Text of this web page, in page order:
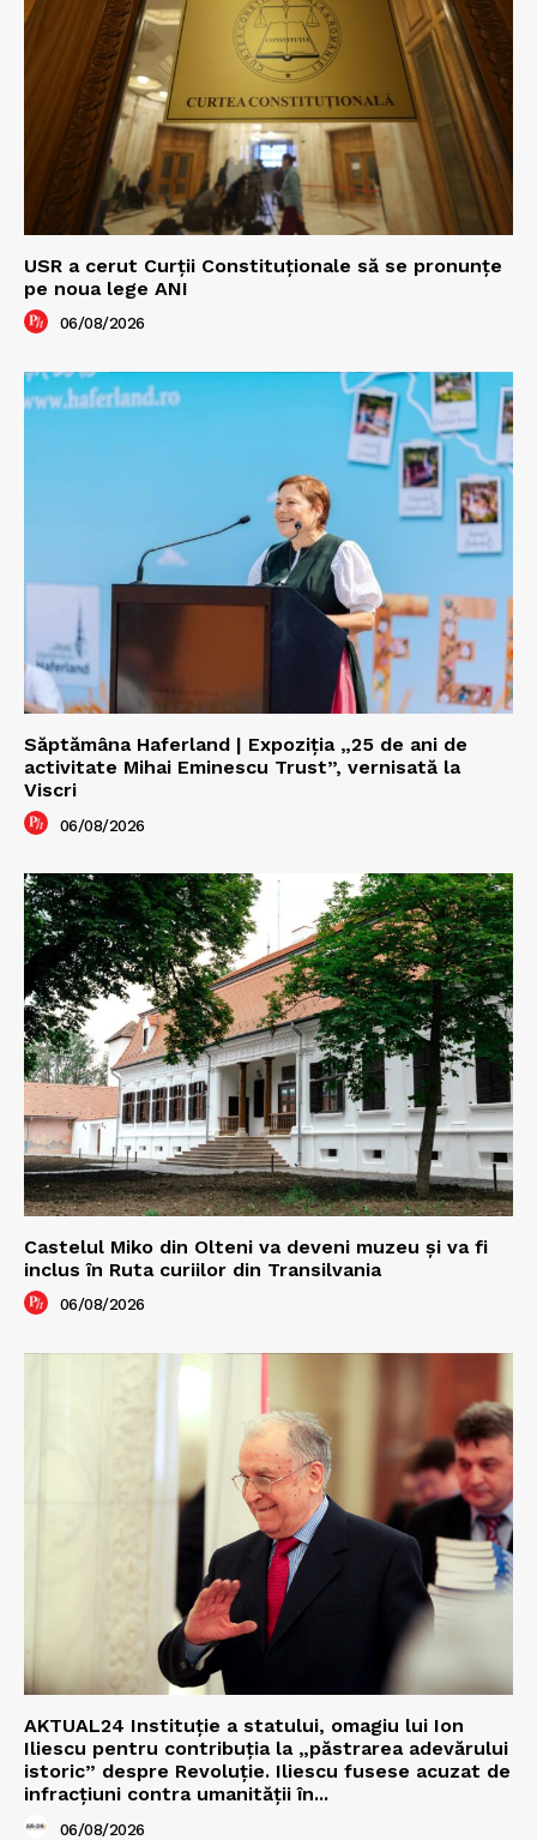
USR a cerut Curții Constituționale să se pronunțe
pe noua lege ANI
06/08/2026
Săptămâna Haferland | Expoziţia „25 de ani de
activitate Mihai Eminescu Trust”, vernisată la
Viscri
06/08/2026
Castelul Miko din Olteni va deveni muzeu şi va fi
inclus în Ruta curiilor din Transilvania
06/08/2026
AKTUAL24 Instituție a statului, omagiu lui Ion
Iliescu pentru contribuția la „păstrarea adevărului
istoric” despre Revoluție. Iliescu fusese acuzat de
infracțiuni contra umanității în...
06/08/2026